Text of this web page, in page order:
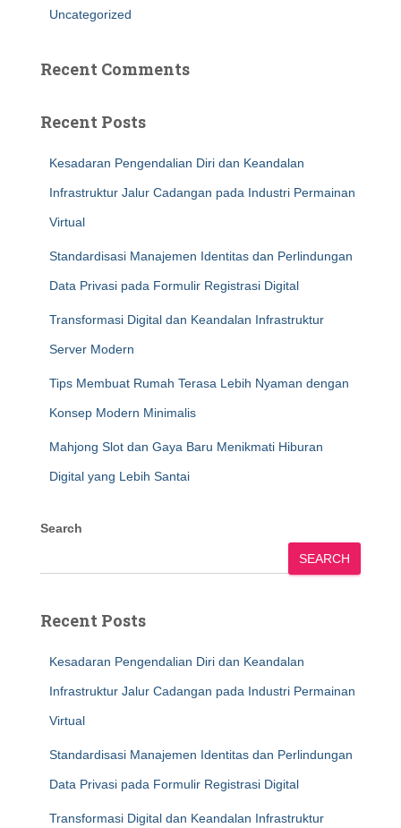
Uncategorized
Recent Comments
Recent Posts
Kesadaran Pengendalian Diri dan Keandalan
Infrastruktur Jalur Cadangan pada Industri Permainan
Virtual
Standardisasi Manajemen Identitas dan Perlindungan
Data Privasi pada Formulir Registrasi Digital
Transformasi Digital dan Keandalan Infrastruktur
Server Modern
Tips Membuat Rumah Terasa Lebih Nyaman dengan
Konsep Modern Minimalis
Mahjong Slot dan Gaya Baru Menikmati Hiburan
Digital yang Lebih Santai
Search
SEARCH
Recent Posts
Kesadaran Pengendalian Diri dan Keandalan
Infrastruktur Jalur Cadangan pada Industri Permainan
Virtual
Standardisasi Manajemen Identitas dan Perlindungan
Data Privasi pada Formulir Registrasi Digital
Transformasi Digital dan Keandalan Infrastruktur